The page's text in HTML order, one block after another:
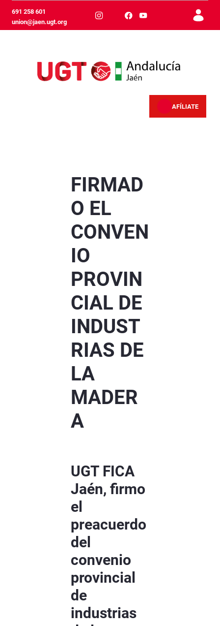
跳转到主内容
691 258 601
union@jaen.ugt.org
AFÍLIATE
FIRMAD
O EL
CONVEN
IO
PROVIN
CIAL DE
INDUST
RIAS DE
LA
MADER
A
UGT FICA
Jaén, firmo
el
preacuerdo
del
convenio
provincial
de
industrias